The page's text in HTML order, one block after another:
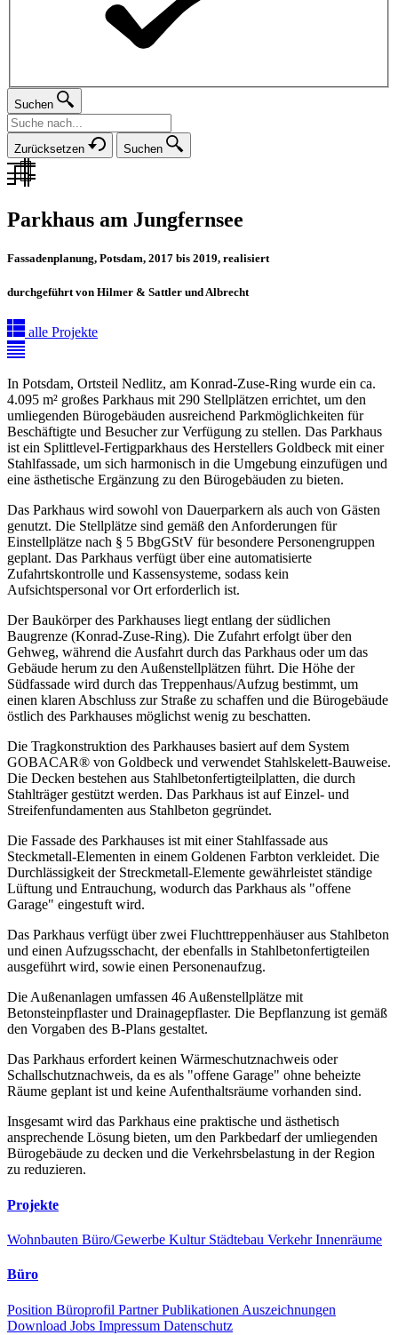
Suchen
Zurücksetzen Suchen
Parkhaus am Jungfernsee
Fassadenplanung, Potsdam, 2017 bis 2019, realisiert
durchgeführt von Hilmer & Sattler und Albrecht
alle Projekte
In Potsdam, Ortsteil Nedlitz, am Konrad-Zuse-Ring wurde ein ca.
4.095 m² großes Parkhaus mit 290 Stellplätzen errichtet, um den
umliegenden Bürogebäuden ausreichend Parkmöglichkeiten für
Beschäftigte und Besucher zur Verfügung zu stellen. Das Parkhaus
ist ein Splittlevel-Fertigparkhaus des Herstellers Goldbeck mit einer
Stahlfassade, um sich harmonisch in die Umgebung einzufügen und
eine ästhetische Ergänzung zu den Bürogebäuden zu bieten.
Das Parkhaus wird sowohl von Dauerparkern als auch von Gästen
genutzt. Die Stellplätze sind gemäß den Anforderungen für
Einstellplätze nach § 5 BbgGStV für besondere Personengruppen
geplant. Das Parkhaus verfügt über eine automatisierte
Zufahrtskontrolle und Kassensysteme, sodass kein
Aufsichtspersonal vor Ort erforderlich ist.
Der Baukörper des Parkhauses liegt entlang der südlichen
Baugrenze (Konrad-Zuse-Ring). Die Zufahrt erfolgt über den
Gehweg, während die Ausfahrt durch das Parkhaus oder um das
Gebäude herum zu den Außenstellplätzen führt. Die Höhe der
Südfassade wird durch das Treppenhaus/Aufzug bestimmt, um
einen klaren Abschluss zur Straße zu schaffen und die Bürogebäude
östlich des Parkhauses möglichst wenig zu beschatten.
Die Tragkonstruktion des Parkhauses basiert auf dem System
GOBACAR® von Goldbeck und verwendet Stahlskelett-Bauweise.
Die Decken bestehen aus Stahlbetonfertigteilplatten, die durch
Stahlträger gestützt werden. Das Parkhaus ist auf Einzel- und
Streifenfundamenten aus Stahlbeton gegründet.
Die Fassade des Parkhauses ist mit einer Stahlfassade aus
Steckmetall-Elementen in einem Goldenen Farbton verkleidet. Die
Durchlässigkeit der Streckmetall-Elemente gewährleistet ständige
Lüftung und Entrauchung, wodurch das Parkhaus als "offene
Garage" eingestuft wird.
Das Parkhaus verfügt über zwei Fluchttreppenhäuser aus Stahlbeton
und einen Aufzugsschacht, der ebenfalls in Stahlbetonfertigteilen
ausgeführt wird, sowie einen Personenaufzug.
Die Außenanlagen umfassen 46 Außenstellplätze mit
Betonsteinpflaster und Drainagepflaster. Die Bepflanzung ist gemäß
den Vorgaben des B-Plans gestaltet.
Das Parkhaus erfordert keinen Wärmeschutznachweis oder
Schallschutznachweis, da es als "offene Garage" ohne beheizte
Räume geplant ist und keine Aufenthaltsräume vorhanden sind.
Insgesamt wird das Parkhaus eine praktische und ästhetisch
ansprechende Lösung bieten, um den Parkbedarf der umliegenden
Bürogebäude zu decken und die Verkehrsbelastung in der Region
zu reduzieren.
Projekte
Wohnbauten Büro/Gewerbe Kultur Städtebau VerkehrInnenräume
Büro
Position Büroprofil PartnerPublikationen Auszeichnungen
Download Jobs Impressum Datenschutz